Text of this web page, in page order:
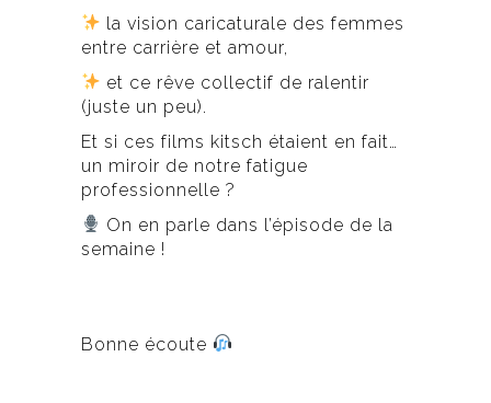
la vision caricaturale des femmes
entre carrière et amour,
et ce rêve collectif de ralentir
(juste un peu).
Et si ces films kitsch étaient en fait…
un miroir de notre fatigue
professionnelle ?
On en parle dans l’épisode de la
semaine !
Bonne écoute